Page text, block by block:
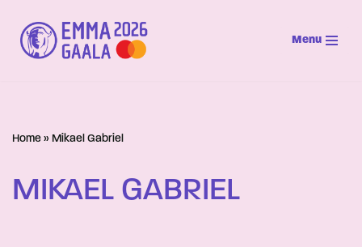
Siirry
suoraan
Menu
Home » Mikael Gabriel
MIKAEL GABRIEL